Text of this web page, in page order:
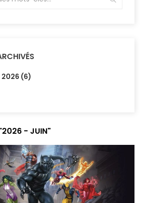
(6)
- JUIN"